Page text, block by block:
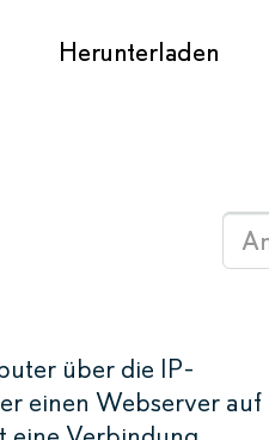
Herunterladen
über die IP-
einen Webserver auf